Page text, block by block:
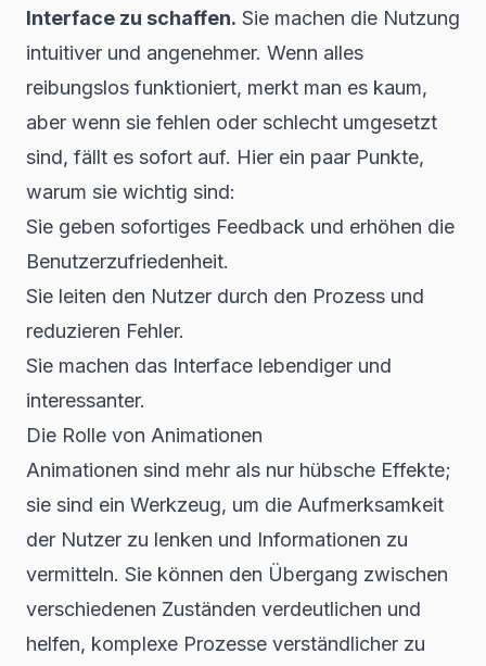
Interface zu schaffen. Sie machen die Nutzung
intuitiver und angenehmer. Wenn alles
reibungslos funktioniert, merkt man es kaum,
aber wenn sie fehlen oder schlecht umgesetzt
sind, fällt es sofort auf. Hier ein paar Punkte,
warum sie wichtig sind:
Sie geben sofortiges Feedback und erhöhen die
Benutzerzufriedenheit.
Sie leiten den Nutzer durch den Prozess und
reduzieren Fehler.
Sie machen das Interface lebendiger und
interessanter.
Die Rolle von Animationen
Animationen sind mehr als nur hübsche Effekte;
sie sind ein Werkzeug, um die Aufmerksamkeit
der Nutzer zu lenken und Informationen zu
vermitteln. Sie können den Übergang zwischen
verschiedenen Zuständen verdeutlichen und
helfen, komplexe Prozesse verständlicher zu